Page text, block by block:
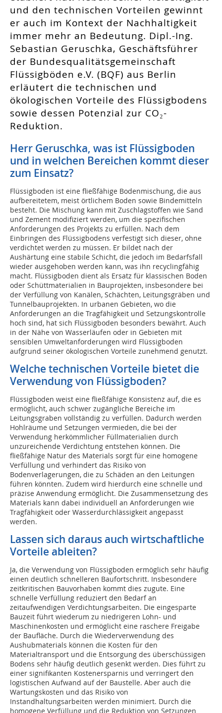
und den technischen Vorteilen gewinnt
er auch im Kontext der Nachhaltigkeit
immer mehr an Bedeutung. Dipl.-Ing.
Sebastian Geruschka, Geschäftsführer
der Bundesqualitätsgemeinschaft
Flüssigböden e.V. (BQF) aus Berlin
erläutert die technischen und
ökologischen Vorteile des Flüssigbodens
sowie dessen Potenzial zur CO₂-
Reduktion.
Herr Geruschka, was ist Flüssigboden
und in welchen Bereichen kommt dieser
zum Einsatz?
Flüssigboden ist eine fließfähige Bodenmischung, die aus
aufbereitetem, meist örtlichem Boden sowie Bindemitteln
besteht. Die Mischung kann mit Zuschlagstoffen wie Sand
und Zement modifiziert werden, um die spezifischen
Anforderungen des Projekts zu erfüllen. Nach dem
Einbringen des Flüssigbodens verfestigt sich dieser, ohne
verdichtet werden zu müssen. Er bildet nach der
Aushärtung eine stabile Schicht, die jedoch im Bedarfsfall
wieder ausgehoben werden kann, was ihn recyclingfähig
macht. Flüssigboden dient als Ersatz für klassischen Boden
oder Schüttmaterialien in Bauprojekten, insbesondere bei
der Verfüllung von Kanälen, Schächten, Leitungsgräben und
Tunnelbauprojekten. In urbanen Gebieten, wo die
Anforderungen an die Tragfähigkeit und Setzungskontrolle
hoch sind, hat sich Flüssigboden besonders bewährt. Auch
in der Nähe von Wasserläufen oder in Gebieten mit
sensiblen Umweltanforderungen wird Flüssigboden
aufgrund seiner ökologischen Vorteile zunehmend genutzt.
Welche technischen Vorteile bietet die
Verwendung von Flüssigboden?
Flüssigboden weist eine fließfähige Konsistenz auf, die es
ermöglicht, auch schwer zugängliche Bereiche im
Leitungsgraben vollständig zu verfüllen. Dadurch werden
Hohlräume und Setzungen vermieden, die bei der
Verwendung herkömmlicher Füllmaterialien durch
unzureichende Verdichtung entstehen können. Die
fließfähige Natur des Materials sorgt für eine homogene
Verfüllung und verhindert das Risiko von
Bodenverlagerungen, die zu Schäden an den Leitungen
führen könnten. Zudem wird hierdurch eine schnelle und
präzise Anwendung ermöglicht. Die Zusammensetzung des
Materials kann dabei individuell an Anforderungen wie
Tragfähigkeit oder Wasserdurchlässigkeit angepasst
werden.
Lassen sich daraus auch wirtschaftliche
Vorteile ableiten?
Ja, die Verwendung von Flüssigboden ermöglich sehr häufig
einen deutlich schnelleren Baufortschritt. Insbesondere
zeitkritischen Bauvorhaben kommt dies zugute. Eine
schnelle Verfüllung reduziert den Bedarf an
zeitaufwendigen Verdichtungsarbeiten. Die eingesparte
Bauzeit führt wiederum zu niedrigeren Lohn- und
Maschinenkosten und ermöglicht eine raschere Freigabe
der Baufläche. Durch die Wiederverwendung des
Aushubmaterials können die Kosten für den
Materialtransport und die Entsorgung des überschüssigen
Bodens sehr häufig deutlich gesenkt werden. Dies führt zu
einer signifikanten Kostenersparnis und verringert den
logistischen Aufwand auf der Baustelle. Aber auch die
Wartungskosten und das Risiko von
Instandhaltungsarbeiten werden minimiert. Durch die
homogene Verfüllung und die Reduktion von Setzungen